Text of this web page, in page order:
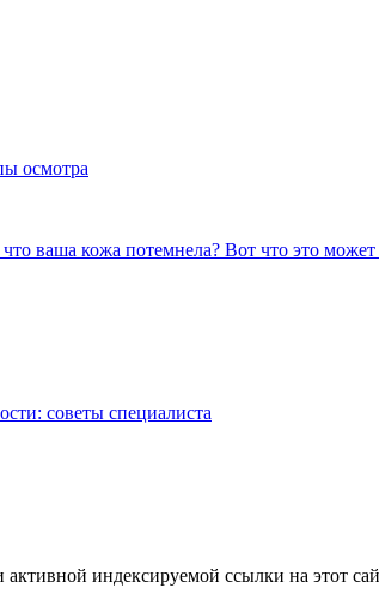
осмотра
ваша кожа потемнела? Вот что это может
советы специалиста
индексируемой ссылки на этот